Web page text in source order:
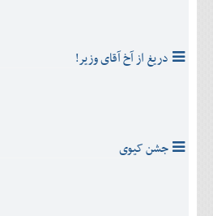
دریغ از آخ آقای وزیر!
جشن کیوی